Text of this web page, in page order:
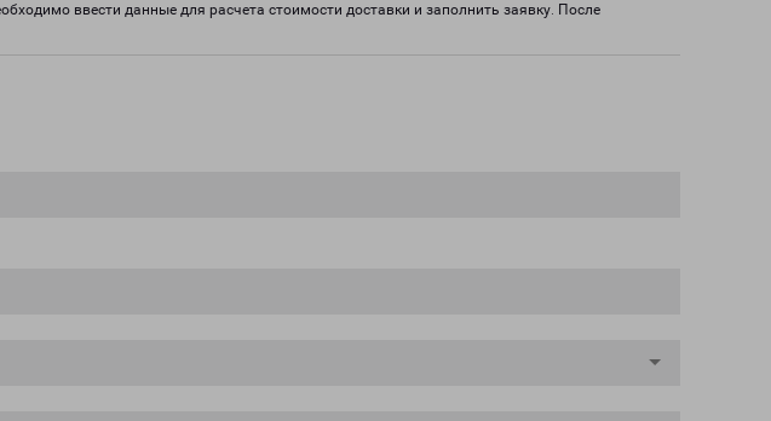
ввести данные для расчета стоимости доставки и заполнить заявку. После